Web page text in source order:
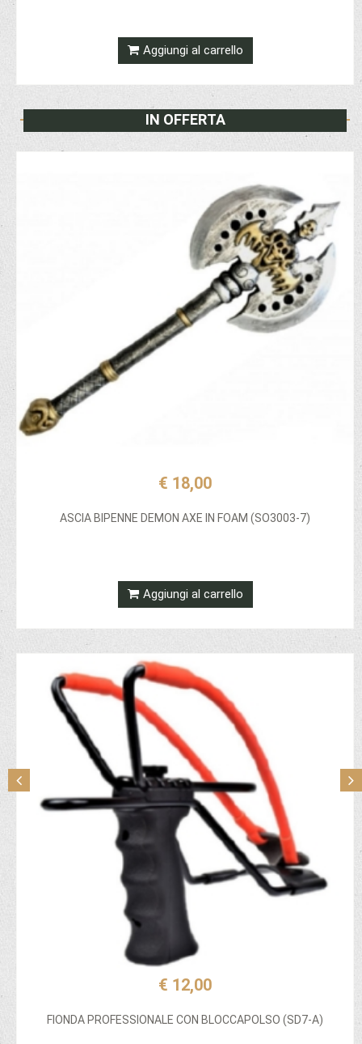
Aggiungi al carrello
IN OFFERTA
€ 18,00
ASCIA BIPENNE DEMON AXE IN FOAM (SO3003-7)
Aggiungi al carrello
€ 12,00
FIONDA PROFESSIONALE CON BLOCCAPOLSO (SD7-A)